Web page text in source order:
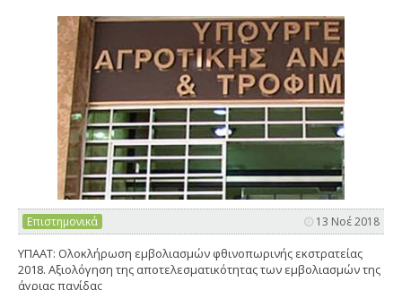
Επιστημονικά 13 Νοέ 2018
ΥΠΑΑΤ: Ολοκλήρωση εµβολιασµών φθινοπωρινής εκστρατείας
2018. Αξιολόγηση της αποτελεσµατικότητας των εµβολιασµών της
άγριας πανίδας